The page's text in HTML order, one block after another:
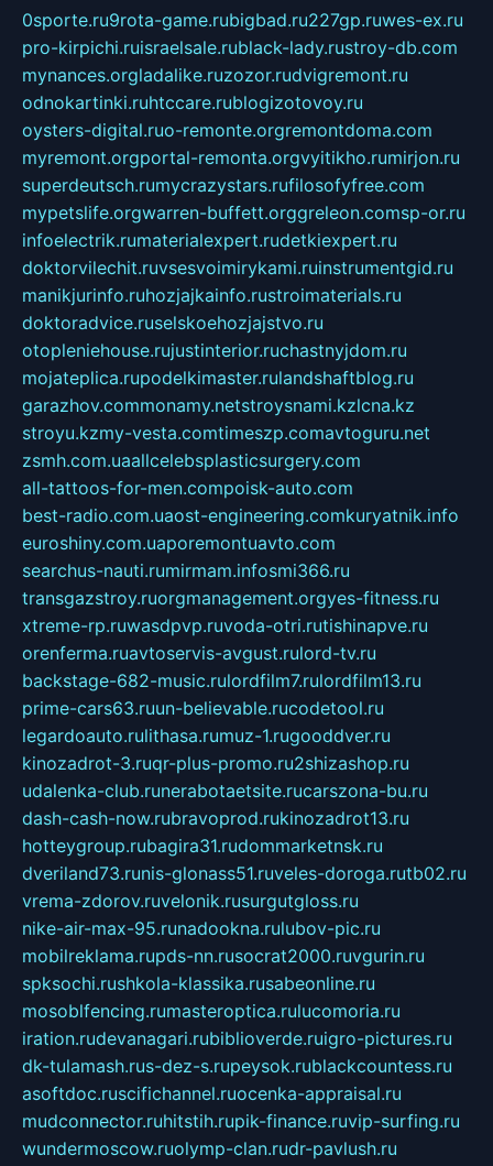
0sporte.ru9rota-game.rubigbad.ru227gp.ruwes-ex.ru
pro-kirpichi.ruisraelsale.rublack-lady.rustroy-db.com
mynances.orgladalike.ruzozor.rudvigremont.ru
odnokartinki.ruhtccare.rublogizotovoy.ru
oysters-digital.ruo-remonte.orgremontdoma.com
myremont.orgportal-remonta.orgvyitikho.rumirjon.ru
superdeutsch.rumycrazystars.rufilosofyfree.com
mypetslife.orgwarren-buffett.orggreleon.comsp-or.ru
infoelectrik.rumaterialexpert.rudetkiexpert.ru
doktorvilechit.ruvsesvoimirykami.ruinstrumentgid.ru
manikjurinfo.ruhozjajkainfo.rustroimaterials.ru
doktoradvice.ruselskoehozjajstvo.ru
otopleniehouse.rujustinterior.ruchastnyjdom.ru
mojateplica.rupodelkimaster.rulandshaftblog.ru
garazhov.commonamy.netstroysnami.kzlcna.kz
stroyu.kzmy-vesta.comtimeszp.comavtoguru.net
zsmh.com.uaallcelebsplasticsurgery.com
all-tattoos-for-men.compoisk-auto.com
best-radio.com.uaost-engineering.comkuryatnik.info
euroshiny.com.uaporemontuavto.com
searchus-nauti.rumirmam.infosmi366.ru
transgazstroy.ruorgmanagement.orgyes-fitness.ru
xtreme-rp.ruwasdpvp.ruvoda-otri.rutishinapve.ru
orenferma.ruavtoservis-avgust.rulord-tv.ru
backstage-682-music.rulordfilm7.rulordfilm13.ru
prime-cars63.ruun-believable.rucodetool.ru
legardoauto.rulithasa.rumuz-1.rugooddver.ru
kinozadrot-3.ruqr-plus-promo.ru2shizashop.ru
udalenka-club.runerabotaetsite.rucarszona-bu.ru
dash-cash-now.rubravoprod.rukinozadrot13.ru
hotteygroup.rubagira31.rudommarketnsk.ru
dveriland73.runis-glonass51.ruveles-doroga.rutb02.ru
vrema-zdorov.ruvelonik.rusurgutgloss.ru
nike-air-max-95.runadookna.rulubov-pic.ru
mobilreklama.rupds-nn.rusocrat2000.ruvgurin.ru
spksochi.rushkola-klassika.rusabeonline.ru
mosoblfencing.rumasteroptica.rulucomoria.ru
iration.rudevanagari.rubiblioverde.ruigro-pictures.ru
dk-tulamash.rus-dez-s.rupeysok.rublackcountess.ru
asoftdoc.ruscifichannel.ruocenka-appraisal.ru
mudconnector.ruhitstih.rupik-finance.ruvip-surfing.ru
wundermoscow.ruolymp-clan.rudr-pavlush.ru